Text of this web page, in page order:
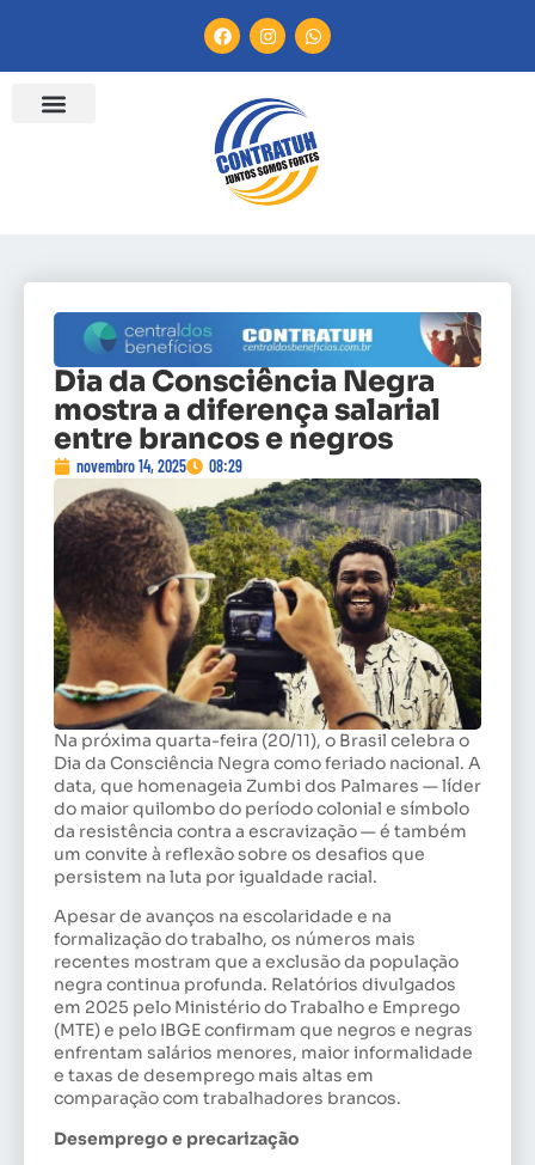
Dia da Consciência Negra
mostra a diferença salarial
entre brancos e negros
novembro 14, 2025 08:29
Na próxima quarta-feira (20/11), o Brasil celebra o
Dia da Consciência Negra como feriado nacional. A
data, que homenageia Zumbi dos Palmares — líder
do maior quilombo do período colonial e símbolo
da resistência contra a escravização — é também
um convite à reflexão sobre os desafios que
persistem na luta por igualdade racial.
Apesar de avanços na escolaridade e na
formalização do trabalho, os números mais
recentes mostram que a exclusão da população
negra continua profunda. Relatórios divulgados
em 2025 pelo Ministério do Trabalho e Emprego
(MTE) e pelo IBGE confirmam que negros e negras
enfrentam salários menores, maior informalidade
e taxas de desemprego mais altas em
comparação com trabalhadores brancos.
Desemprego e precarização